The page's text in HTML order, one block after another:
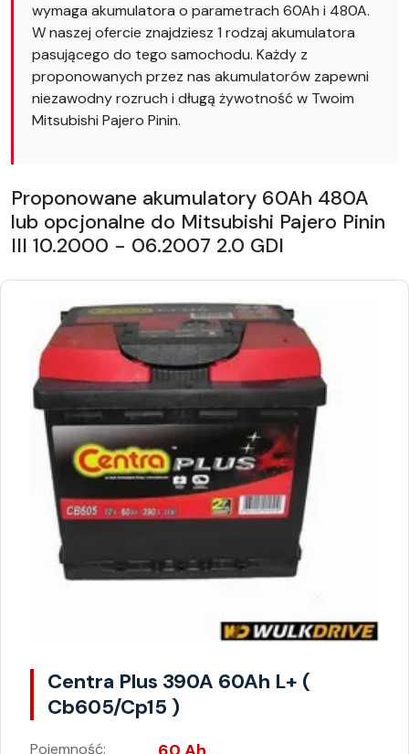
wymaga akumulatora o parametrach 60Ah i 480A.
W naszej ofercie znajdziesz 1 rodzaj akumulatora
pasującego do tego samochodu. Każdy z
proponowanych przez nas akumulatorów zapewni
niezawodny rozruch i długą żywotność w Twoim
Mitsubishi Pajero Pinin.
Proponowane akumulatory 60Ah 480A
lub opcjonalne do Mitsubishi Pajero Pinin
III 10.2000 - 06.2007 2.0 GDI
Centra Plus 390A 60Ah L+ (
Cb605/Cp15 )
Pojemność: